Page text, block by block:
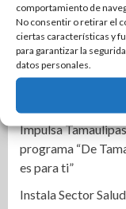
comportamiento de
No consentir o retirar el
ciertas características y
para garantizar la
datos personales.
Transparencia y
Con más obra
infraestructura vial
Impulsa STPS
Impulsa
programa “De
es para ti”
Instala Sector